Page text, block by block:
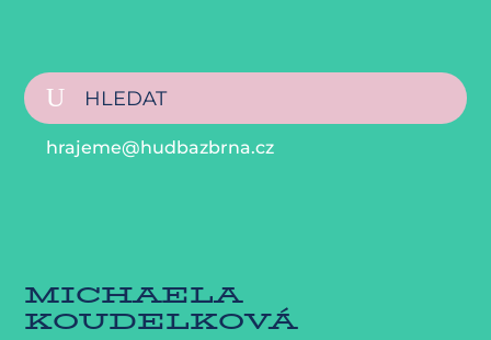
hrajeme@hudbazbrna.cz
MICHAELA
KOUDELKOVÁ